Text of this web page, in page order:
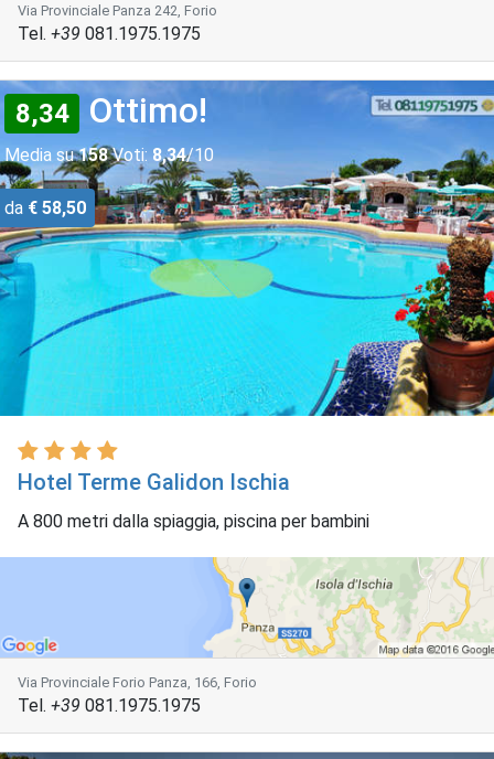
Via Provinciale Panza 242, Forio
Tel. +39 081.1975.1975
8,34 Ottimo!
Media su158Voti: 8,34/10
da € 58,50
Hotel Terme Galidon Ischia
A 800 metri dalla spiaggia, piscina per bambini
Via Provinciale Forio Panza, 166, Forio
Tel. +39 081.1975.1975